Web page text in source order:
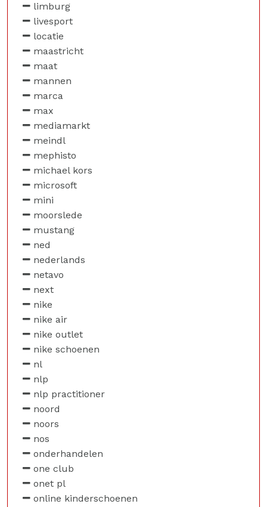
limburg
livesport
locatie
maastricht
maat
mannen
marca
max
mediamarkt
meindl
mephisto
michael kors
microsoft
mini
moorslede
mustang
ned
nederlands
netavo
next
nike
nike air
nike outlet
nike schoenen
nl
nlp
nlp practitioner
noord
noors
nos
onderhandelen
one club
onet pl
online kinderschoenen